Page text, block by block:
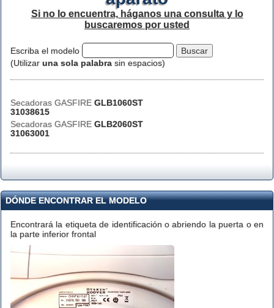
Si no lo encuentra, háganos una consulta y lo
buscaremos por usted
Escriba el modelo
(Utilizar una sola palabra sin espacios)
Secadoras GASFIRE GLB1060ST
31038615
Secadoras GASFIRE GLB2060ST
31063001
DÓNDE ENCONTRAR EL MODELO
Encontrará la etiqueta de identificación o abriendo la puerta o en
la parte inferior frontal